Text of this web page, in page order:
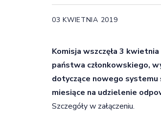
03 KWIETNIA 2019
Komisja wszczęła 3
państwa członkowskiego,
dotyczące nowego systemu
miesiące na udzielenie
Szczegóły w załączeniu.